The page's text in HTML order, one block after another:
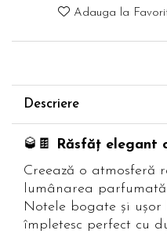
Adauga la
Descriere
🥃🍫
Răsfăț elegant
Creează o atmosferă
lumânarea parfumată
Notele bogate și ușor
împletesc perfect cu